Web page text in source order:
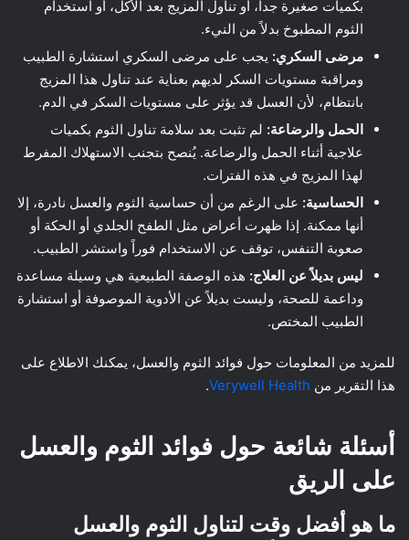
بكميات صغيرة جداً، أو تناول المزيج بعد الأكل، أو استخدام
الثوم المطبوخ بدلاً من النيء.
مرضى السكري: يجب على مرضى السكري استشارة الطبيب
ومراقبة مستويات السكر لديهم بعناية عند تناول هذا المزيج
بانتظام، لأن العسل قد يؤثر على مستويات السكر في الدم.
الحمل والرضاعة: لم تثبت بعد سلامة تناول الثوم بكميات
علاجية أثناء الحمل والرضاعة. يُنصح بتجنب الاستهلاك المفرط
لهذا المزيج في هذه الفترات.
الحساسية: على الرغم من أن حساسية الثوم والعسل نادرة، إلا
أنها ممكنة. إذا ظهرت أعراض مثل الطفح الجلدي أو الحكة أو
صعوبة التنفس، توقف عن الاستخدام فوراً واستشر الطبيب.
ليس بديلاً عن العلاج: هذه الوصفة الطبيعية هي وسيلة مساعدة
وداعمة للصحة، وليست بديلاً عن الأدوية الموصوفة أو استشارة
الطبيب المختص.
للمزيد من المعلومات حول فوائد الثوم والعسل، يمكنك الاطلاع على
هذا التقرير من Verywell Health
.
أسئلة شائعة حول فوائد الثوم والعسل
على الريق
ما هو أفضل وقت لتناول الثوم والعسل